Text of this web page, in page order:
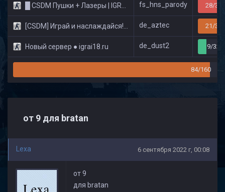
█ CSDM Пушки + Лазеры | IGRAI18.RU ツ █ fs_hns_parody 28/32
[CSDM] Играй и наслаждайся! © Classic de_aztec 21/32
Новый сервер ● igrai18.ru de_dust2 9/32
84/160
от 9 для bratan
Lexa 6 сентября 2022 г, 00:08
от 9
для bratan